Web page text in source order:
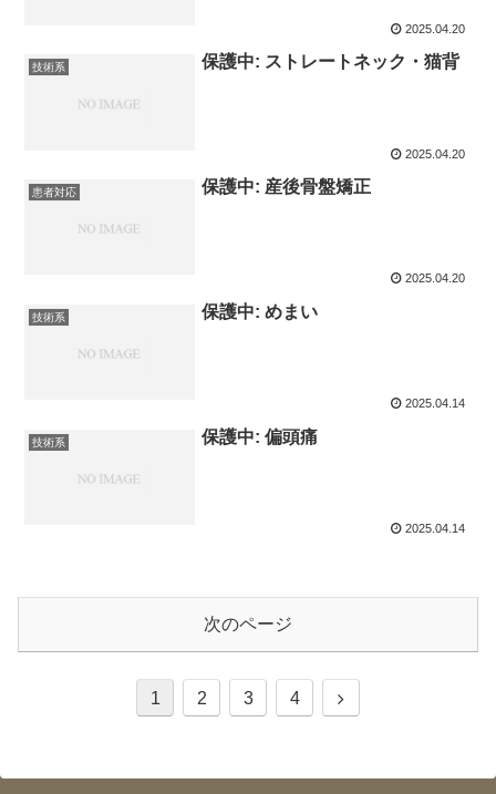
2025.04.20
技術系 保護中: ストレートネック・猫背
2025.04.20
患者対応 保護中: 産後骨盤矯正
2025.04.20
技術系 保護中: めまい
2025.04.14
技術系 保護中: 偏頭痛
2025.04.14
次のページ
1 2 3 4
次